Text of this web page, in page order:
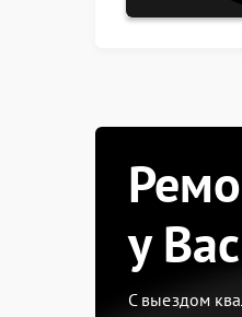
у
С выездом